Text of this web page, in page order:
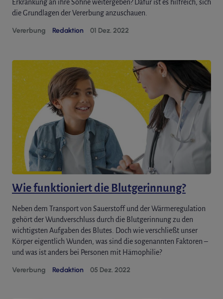
Erkrankung an ihre Söhne weitergeben? Dafür ist es hilfreich, sich
die Grundlagen der Vererbung anzuschauen.
Vererbung Redaktion 01 Dez. 2022
Wie funktioniert die Blutgerinnung?
Neben dem Transport von Sauerstoff und der Wärmeregulation
gehört der Wundverschluss durch die Blutgerinnung zu den
wichtigsten Aufgaben des Blutes. Doch wie verschließt unser
Körper eigentlich Wunden, was sind die sogenannten Faktoren –
und was ist anders bei Personen mit Hämophilie?
Vererbung Redaktion 05 Dez. 2022